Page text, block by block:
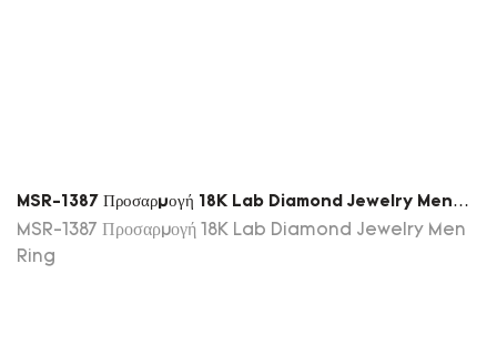
MSR-1387 Προσαρμογή 18K Lab Diamond Jewelry Men
Ring
MSR-1387 Προσαρμογή 18K Lab Diamond Jewelry Men
Ring